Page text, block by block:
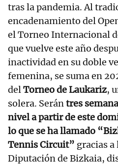
tras la pandemia. Al
encadenamiento del
el Torneo Internacional
que vuelve este año
inactividad en su doble
femenina, se suma en
delTorneo de Laukariz,
solera. Serántres
nivel a partir de este
lo que se ha llamado
Tennis Circuit” gracias
Diputación de Bizkaia,